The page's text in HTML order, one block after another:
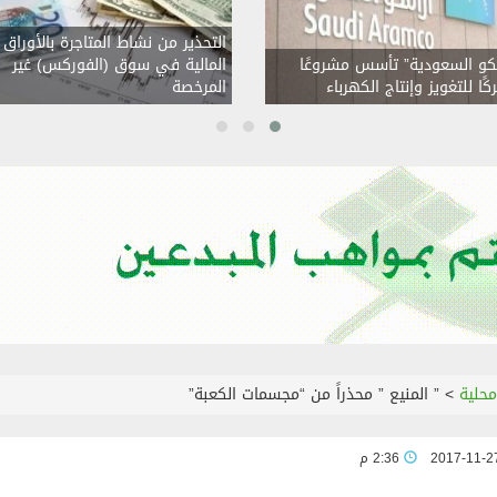
“ودياً”
كلباء و يعلن انضمام الناظري لصفوفه
“ودياً”
خادم الحرمين يوميا قبل الذهاب إلى نومه
السعودية” تأسس مشروعًا
للتغويز وإنتاج الكهرباء
التحذير من نشاط المتاجرة بالأوراق
المالية في سوق (الفوركس) غير
المرخصة
>” المنيع ” محذراً من “مجسمات الكعبة”
2017-11-